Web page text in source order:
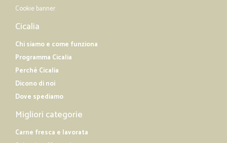
Cookie banner
Cicalia
Chi siamo e come funziona
Programma Cicalia
Perché Cicalia
Dicono di noi
Dove spediamo
Migliori categorie
Carne fresca e lavorata